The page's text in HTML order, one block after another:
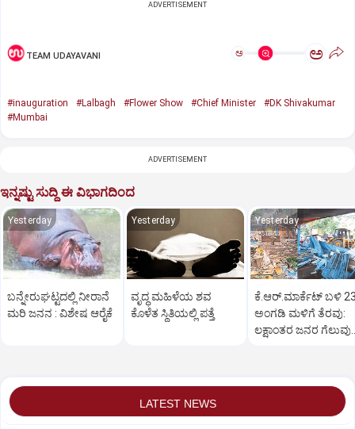
ADVERTISEMENT
TEAM UDAYAVANI ಅ ಅ
#inauguration #Lalbagh #Flower Show #Chief Minister
#DK Shivakumar
#Mumbai
ADVERTISEMENT
ಇನ್ನಷ್ಟು ಸುದ್ದಿ ಈ ವಿಭಾಗದಿಂದ
Yesterday
ಬನ್ನೇರುಘಟ್ಟದಲ್ಲಿ ನೀರಾನೆ
ಮರಿ ಜನನ : ವಿಶೇಷ ಆರೈಕೆ
Yesterday
ವೃದ್ಧ ಮಹಿಳೆಯ ಶವ
ಕೊಳೆತ ಸ್ಥಿತಿಯಲ್ಲಿ ಪತ್ತೆ
Yesterday
ಕೆ.ಆರ್‌.ಮಾರ್ಕೆಟ್‌ ಬಳಿ
ಅಂಗಡಿ ಮಳಿಗೆ ತೆರವು:
ಲಕ್ಷಾಂತರ ಜನರ ಗೆಲುವು
LATEST NEWS